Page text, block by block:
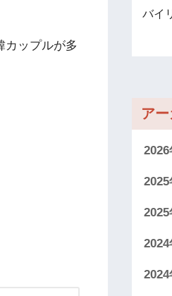
カップルが多
バイ
ア
2026
2025
2025
2024
2024